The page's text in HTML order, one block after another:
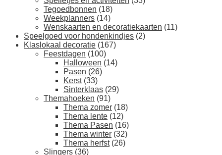
Tegoedbonnen (18)
Weekplanners (14)
Wenskaarten en decoratiekaarten (11)
Speelgoed voor hondenkindjes (2)
Klaslokaal decoratie (167)
Feestdagen (100)
Halloween (14)
Pasen (26)
Kerst (33)
Sinterklaas (29)
Themahoeken (91)
Thema zomer (18)
Thema lente (12)
Thema Pasen (16)
Thema winter (32)
Thema herfst (26)
Slingers (36)